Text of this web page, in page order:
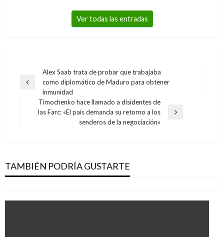
Ver todas las entradas
Navegación
de
entradas
Entrada
anterior
Alex Saab trata de probar que trabajaba
como diplomático de Maduro para obtener
inmunidad
Entrada
Timochenko hace llamado a disidentes de
las Farc: «El país demanda su retorno a los
senderos de la negociación»
TAMBIÉN PODRÍA GUSTARTE
personales?
Iván Briceño jueves diciembre 13, 2018